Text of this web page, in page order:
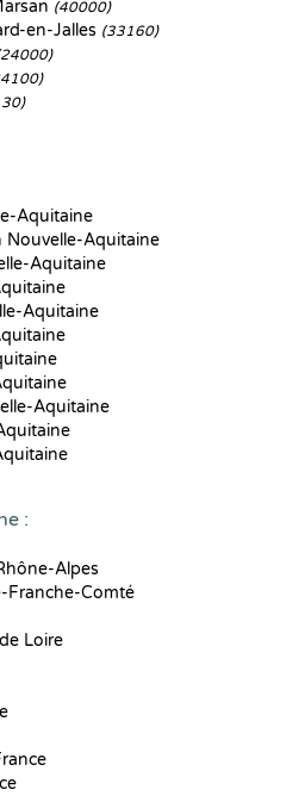
(40000)
en-Jalles (33160)
Aquitaine
Nouvelle-Aquitaine
Aquitaine
Aquitaine
Aquitaine
:
Alpes
Franche-Comté
Loire